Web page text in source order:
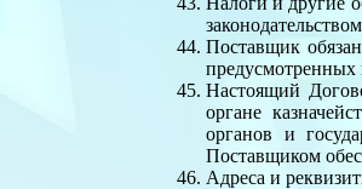
Поставщик
предусмотренных
Настоящий
органе
органов и
Поставщиком
Адреса и